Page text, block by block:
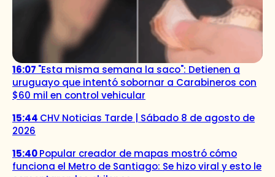
16:07 "Esta misma semana la saco": Detienen a
uruguayo que intentó sobornar a Carabineros con
$60 mil en control vehicular
15:44 CHV Noticias Tarde | Sábado 8 de agosto de
2026
15:40Popular creador de mapas mostró cómo
funciona el Metro de Santiago: Se hizo viral y esto le